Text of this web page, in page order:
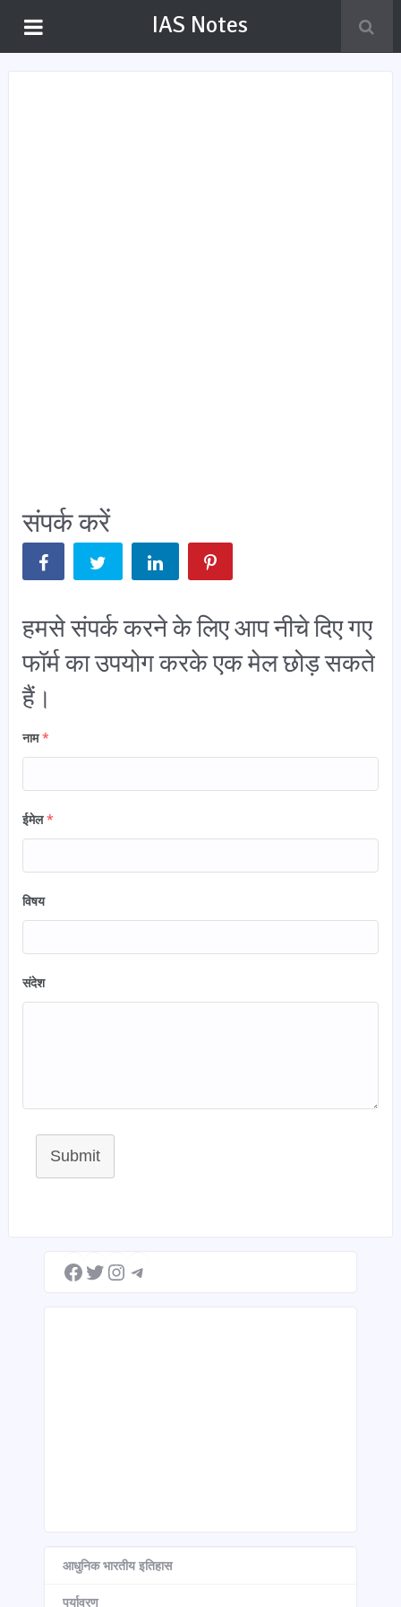
IAS Notes
संपर्क करें
हमसे संपर्क करने के लिए आप नीचे दिए गए
फॉर्म का उपयोग करके एक मेल छोड़ सकते
हैं।
नाम *
ईमेल *
विषय
संदेश
Submit
Facebook
TwitterInstagram
आधुनिक भारतीय इतिहास
पर्यावरण